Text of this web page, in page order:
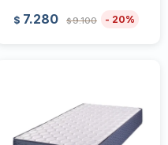
$ 7.280 $9.100 20